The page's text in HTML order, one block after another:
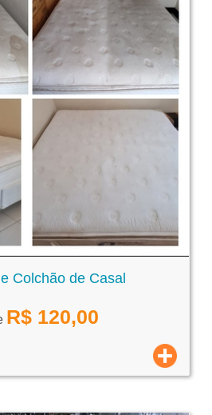
Colchão de Casal
R$ 120,00